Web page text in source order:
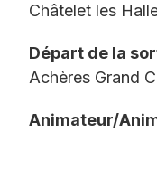
Châtelet les
Départ de la
Achères Grand
Animateur/